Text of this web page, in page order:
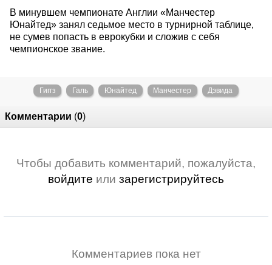
В минувшем чемпионате Англии «Манчестер
Юнайтед» занял седьмое место в турнирной таблице,
не сумев попасть в еврокубки и сложив с себя
чемпионское звание.
Гиггз Галь Юнайтед Манчестер Дэвида
Комментарии (0)
Чтобы добавить комментарий, пожалуйста,
войдите или зарегистрируйтесь
Комментариев пока нет